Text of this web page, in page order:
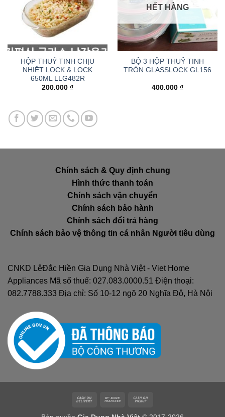
HỘP THUỶ TINH CHỊU
NHIỆT LOCK & LOCK
650ML LLG482R
200.000 ₫
HẾT HÀNG
BỘ 3 HỘP THUỶ TINH
TRÒN GLASSLOCK GL156
400.000 ₫
Chính sách & Quy định chung
Hình thức thanh toán
Chính sách vận chuyển
Chính sách bảo hành
Chính sách đổi trả hàng
Chính sách bảo vệ thông tin cá nhân Người tiêu dùng
CNKD LêĐắc Hiền Gia Dụng Nhà Việt - Viet Home
Appliances Mã số thuế: 027.083.0000.51 Điện thoại:
082.7788.333 Địa chỉ: Số 10-12 ngõ 20 Nghĩa Đô, Hà Nội
Cash
Bank